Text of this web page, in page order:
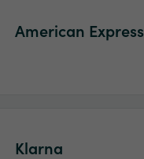
American Express
Klarna